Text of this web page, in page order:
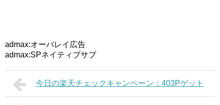
admax:オーバレイ広告
admax:SPネイティブサブ
今日の楽天チェックキャンペーン：403Pゲット